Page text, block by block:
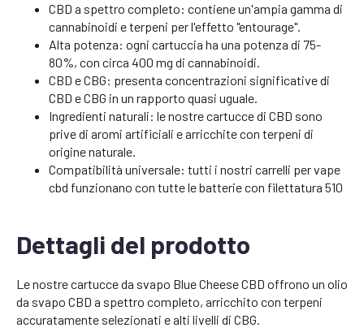
CBD a spettro completo: contiene un'ampia gamma di
cannabinoidi e terpeni per l'effetto "entourage".
Alta potenza: ogni cartuccia ha una potenza di 75-
80%, con circa 400 mg di cannabinoidi.
CBD e CBG: presenta concentrazioni significative di
CBD e CBG in un rapporto quasi uguale.
Ingredienti naturali: le nostre cartucce di CBD sono
prive di aromi artificiali e arricchite con terpeni di
origine naturale.
Compatibilità universale: tutti i nostri carrelli per vape
cbd funzionano con tutte le batterie con filettatura 510
Dettagli del prodotto
Le nostre cartucce da svapo Blue Cheese CBD offrono un olio
da svapo CBD a spettro completo, arricchito con terpeni
accuratamente selezionati e alti livelli di CBG.